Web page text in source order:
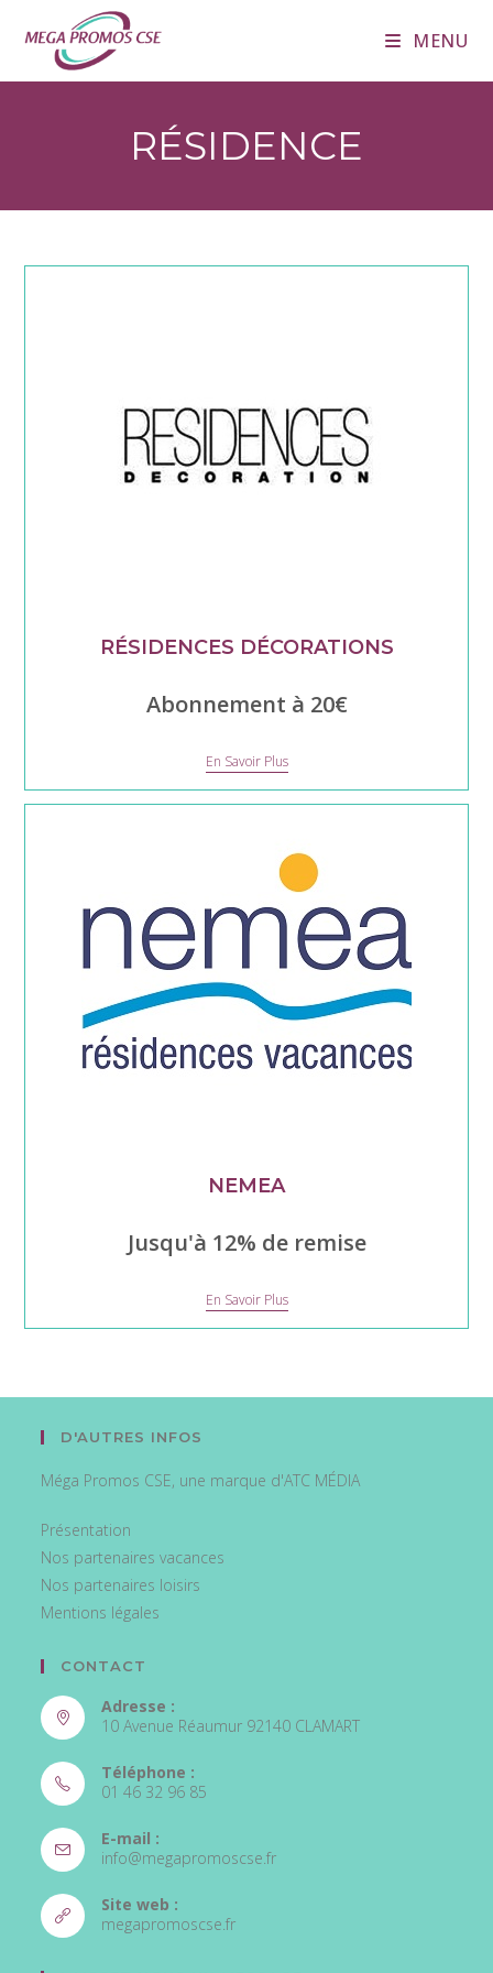
MENU
RÉSIDENCE
RÉSIDENCES DÉCORATIONS
Abonnement à 20€
En Savoir PlusRésidences
Décorations
NEMEA
Jusqu'à 12% de remise
En Savoir PlusNemea
D'AUTRES INFOS
Méga Promos CSE, une marque d'ATC MÉDIA
Présentation
Nos partenaires vacances
Nos partenaires loisirs
Mentions légales
CONTACT
Adresse :
10 Avenue Réaumur 92140 CLAMART
Téléphone :
01 46 32 96 85
dans
votre
application
E-mail :
info@megapromoscse.frS’ouvre
Site web :
megapromoscse.frS’ouvre